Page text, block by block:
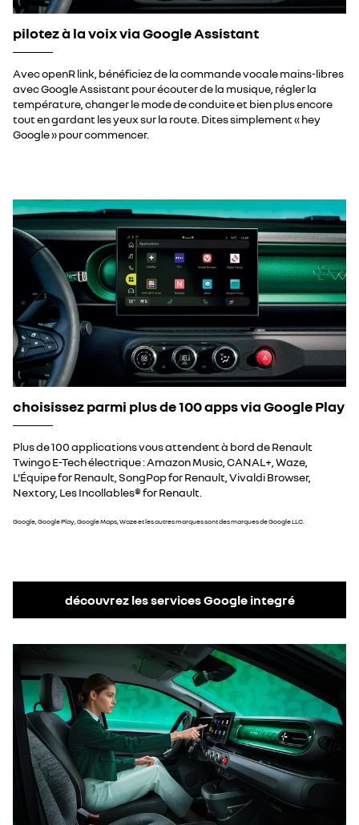
pilotez à la voix via Google Assistant​
Avec openR link, bénéficiez de la commande vocale mains-libres
avec Google Assistant pour écouter de la musique, régler la
température, changer le mode de conduite et bien plus encore
tout en gardant les yeux sur la route. Dites simplement « hey
Google » pour commencer.​
choisissez parmi plus de 100 apps via Google Play​
Plus de 100 applications vous attendent à bord de Renault
Twingo E-Tech électrique : Amazon Music, CANAL+, Waze,
L'Équipe for Renault, SongPop for Renault, Vivaldi Browser,
Nextory, Les Incollables® for Renault.​
Google, Google Play, Google Maps, Waze et les autres marques sont des marques de Google LLC.
découvrez les services Google integré​